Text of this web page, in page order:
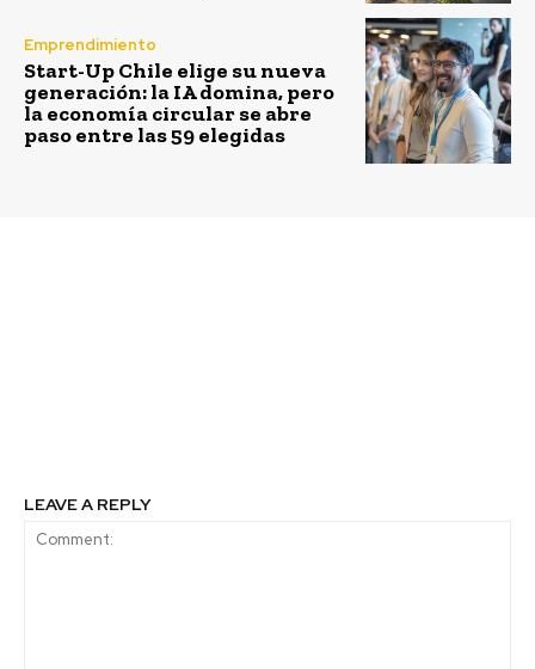
Emprendimiento
Start-Up Chile elige su nueva
generación: la IA domina, pero
la economía circular se abre
paso entre las 59 elegidas
LEAVE A REPLY